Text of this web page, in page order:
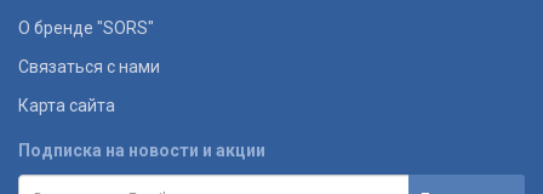
О бренде "SORS"
Связаться с нами
Карта сайта
Подписка на новости и акции